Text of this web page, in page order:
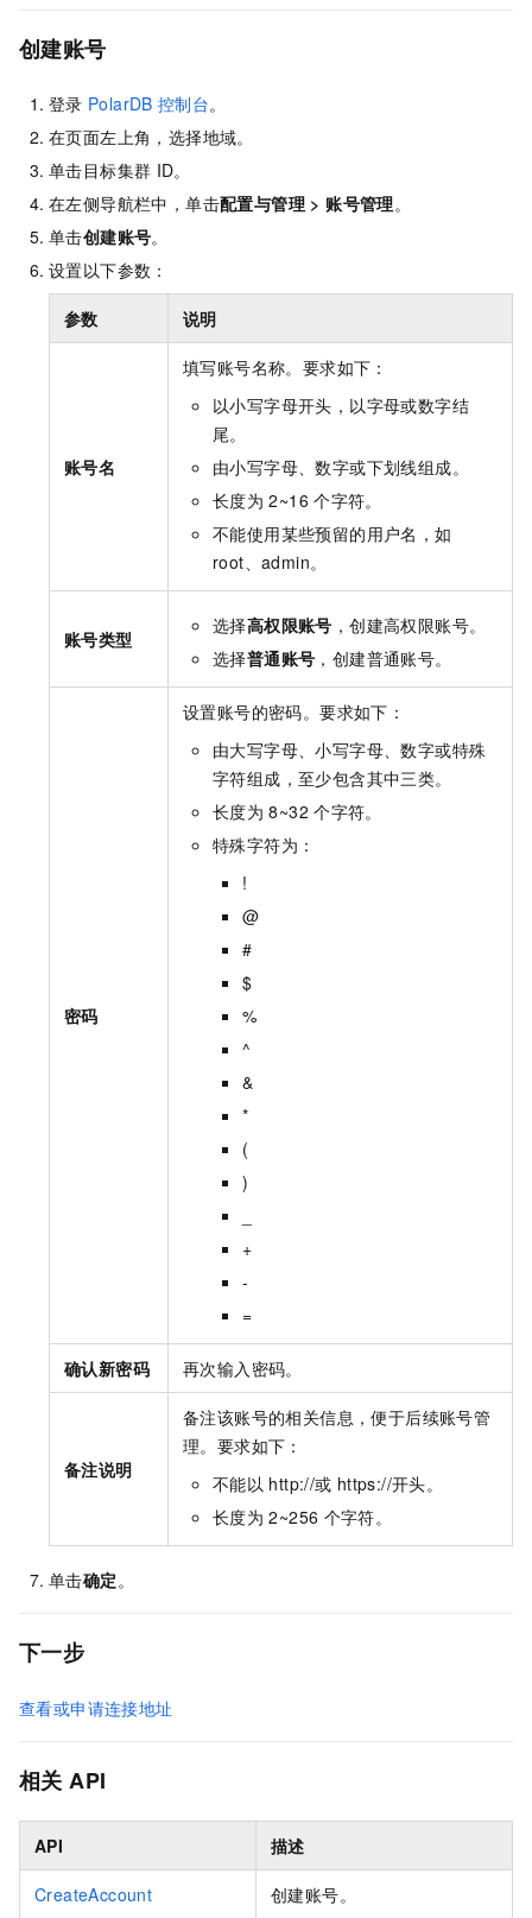
创建账号
登录 PolarDB 控制台。
在页面左上角，选择地域。
单击目标集群 ID。
在左侧导航栏中，单击配置与管理 > 账号管理。
单击创建账号。
设置以下参数：
参数 说明
账号名
填写账号名称。要求如下：
以小写字母开头，以字母或数字结
尾。
由小写字母、数字或下划线组成。
长度为 2~16 个字符。
不能使用某些预留的用户名，如
root、admin。
账号类型
选择高权限账号 ，创建高权限账号。
选择普通账号 ，创建普通账号。
密码
设置账号的密码。要求如下：
由大写字母、小写字母、数字或特殊
字符组成，至少包含其中三类。
长度为 8~32 个字符。
特殊字符为：
!
@
#
$
%
^
&
*
(
)
+
-
=
确认新密码 再次输入密码。
备注说明
备注该账号的相关信息，便于后续账号管
理。要求如下：
不能以 http://或 https://开头。
长度为 2~256 个字符。
单击确定。
下一步
查看或申请连接地址
相关 API
API 描述
CreateAccount 创建账号。